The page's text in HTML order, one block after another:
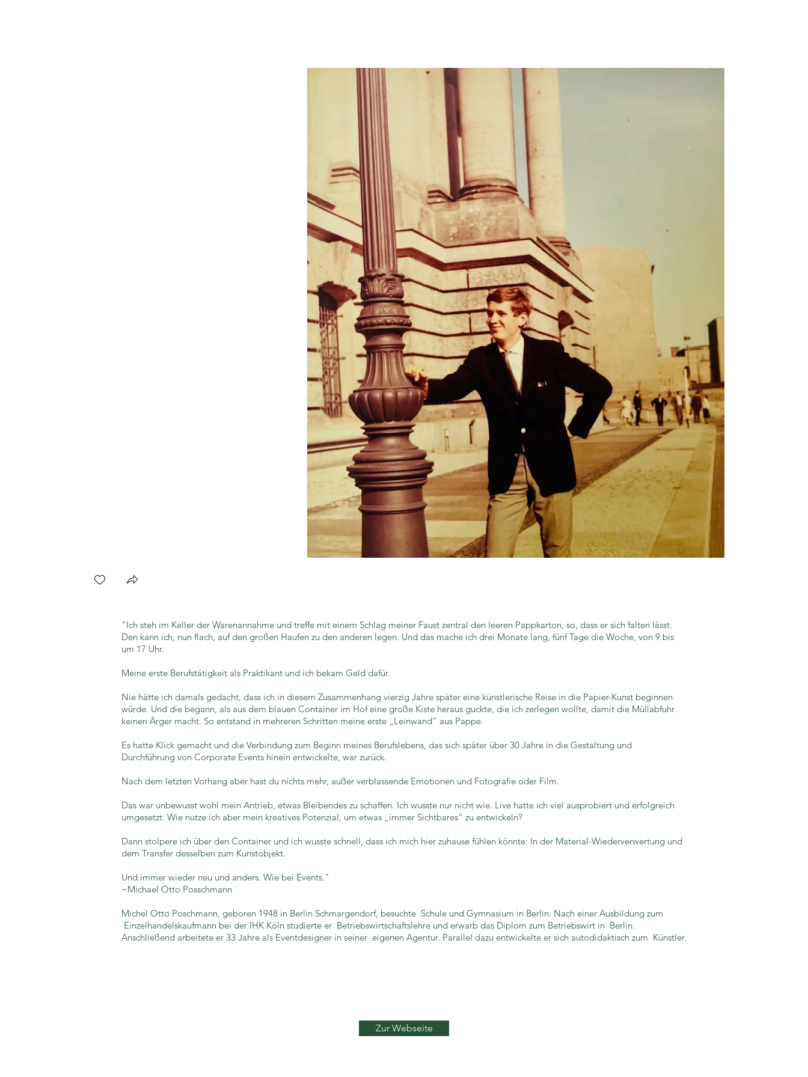
"Ich steh im Keller der Warenannahme und treffe mit einem Schlag meiner Faust zentral den leeren Pappkarton, so, dass er sich falten lässt.
Den kann ich, nun flach, auf den großen Haufen zu den anderen legen. Und das mache ich drei Monate lang, fünf Tage die Woche, von 9 bis
um 17 Uhr.
Meine erste Berufstätigkeit als Praktikant und ich bekam Geld dafür.
Nie hätte ich damals gedacht, dass ich in diesem Zusammenhang vierzig Jahre später eine künstlerische Reise in die Papier-Kunst beginnen
würde. Und die begann, als aus dem blauen Container im Hof eine große Kiste heraus guckte, die ich zerlegen wollte, damit die Müllabfuhr
keinen Ärger macht. So entstand in mehreren Schritten meine erste „Leinwand“ aus Pappe.
Es hatte Klick gemacht und die Verbindung zum Beginn meines Berufslebens, das sich später über 30 Jahre in die Gestaltung und
Durchführung von Corporate Events hinein entwickelte, war zurück.
Nach dem letzten Vorhang aber hast du nichts mehr, außer verblassende Emotionen und Fotografie oder Film.
Das war unbewusst wohl mein Antrieb, etwas Bleibendes zu schaffen. Ich wusste nur nicht wie. Live hatte ich viel ausprobiert und erfolgreich
umgesetzt. Wie nutze ich aber mein kreatives Potenzial, um etwas „immer Sichtbares“ zu entwickeln?
Dann stolpere ich über den Container und ich wusste schnell, dass ich mich hier zuhause fühlen könnte: In der Material-Wiederverwertung und
dem Transfer desselben zum Kunstobjekt.
Und immer wieder neu und anders. Wie bei Events."
~Michael Otto Posschmann
Michel Otto Poschmann, geboren 1948 in Berlin Schmargendorf, besuchte Schule und Gymnasium in Berlin. Nach einer Ausbildung zum
Einzelhandelskaufmann bei der IHK Köln studierte er Betriebswirtschaftslehre und erwarb das Diplom zum Betriebswirt in Berlin.
Anschließend arbeitete er 33 Jahre als Eventdesigner in seiner eigenen Agentur. Parallel dazu entwickelte er sich autodidaktisch zum Künstler.
Zur Webseite